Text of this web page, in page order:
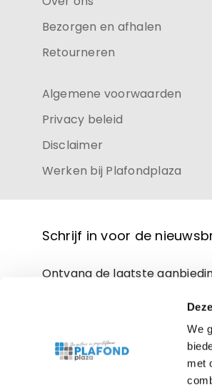
We
met
Bezorgen en afhalen
Retourneren
Algemene voorwaarden
Privacy beleid
Disclaimer
Werken bij Plafondplaza
Schrijf in voor de
Ontvang de laatste